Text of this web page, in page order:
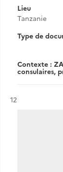
Lieu
Tanzanie
Type de
Contexte :
consulaires,
Résultat n°
12